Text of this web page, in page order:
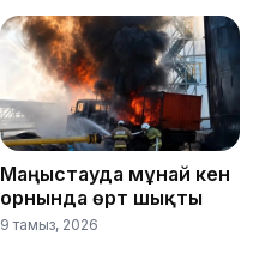
Маңғыстауда мұнай кен
орнында өрт шықты
9 тамыз, 2026